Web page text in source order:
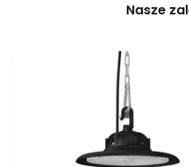
Nasze